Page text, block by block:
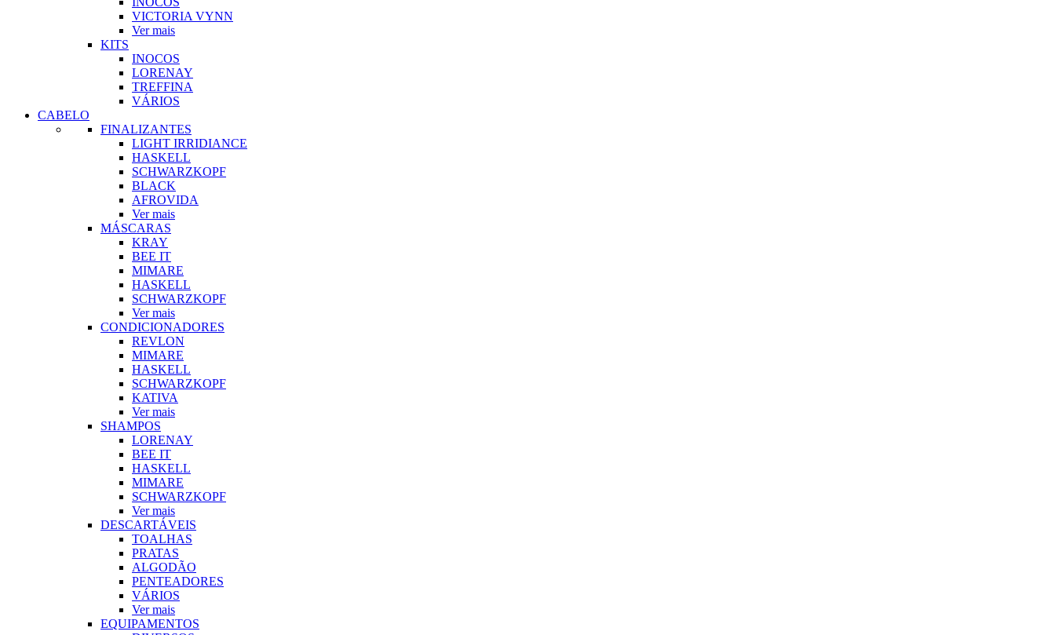
VICTORIA VYNN
Ver mais
KITS
INOCOS
LORENAY
TREFFINA
VÁRIOS
CABELO
FINALIZANTES
LIGHT IRRIDIANCE
HASKELL
SCHWARZKOPF
BLACK
AFROVIDA
Ver mais
MÁSCARAS
KRAY
BEE IT
MIMARE
HASKELL
SCHWARZKOPF
Ver mais
CONDICIONADORES
REVLON
MIMARE
HASKELL
SCHWARZKOPF
KATIVA
Ver mais
SHAMPOS
LORENAY
BEE IT
HASKELL
MIMARE
SCHWARZKOPF
Ver mais
DESCARTÁVEIS
TOALHAS
PRATAS
ALGODÃO
PENTEADORES
VÁRIOS
Ver mais
EQUIPAMENTOS